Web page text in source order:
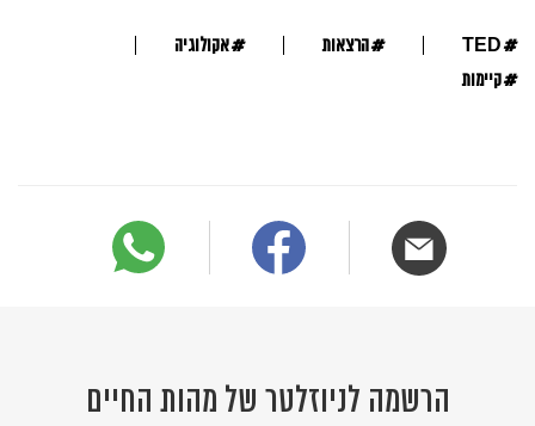
#
TED
#הרצאות #אקולוגיה
#קיימות
הרשמה לניוזלטר של מהות החיים